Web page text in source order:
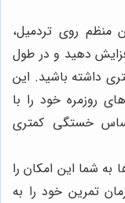
منظم روی تردمیل،
دهید و در طول
داشته باشید. این
روزمره خود را با
خستگی کمتری
به شما این امکان را
تمرین خود را به